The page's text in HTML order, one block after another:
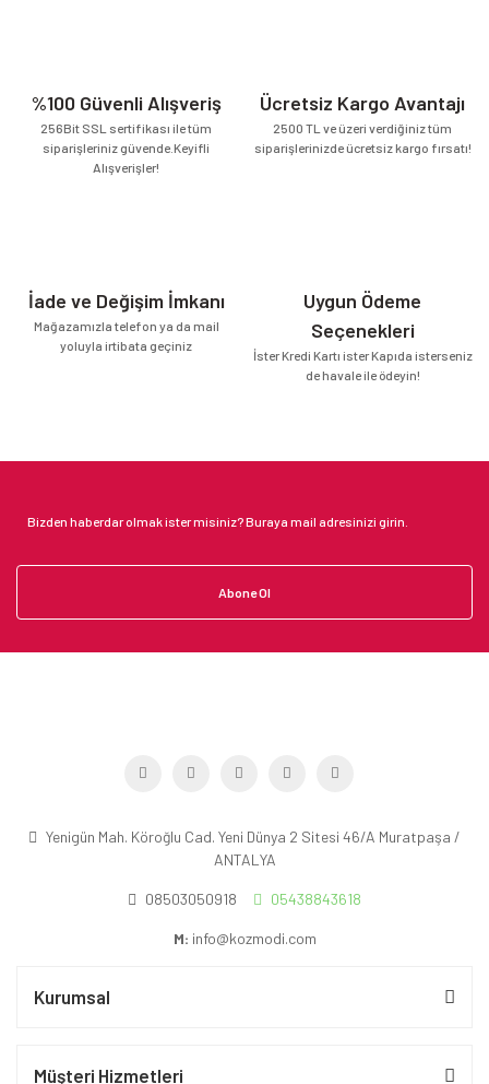
%100 Güvenli Alışveriş
256Bit SSL sertifikası ile tüm
siparişleriniz güvende.Keyifli
Alışverişler!
Ücretsiz Kargo Avantajı
2500 TL ve üzeri verdiğiniz tüm
siparişlerinizde ücretsiz kargo fırsatı!
İade ve Değişim İmkanı
Mağazamızla telefon ya da mail
yoluyla irtibata geçiniz
Uygun Ödeme
Seçenekleri
İster Kredi Kartı ister Kapıda isterseniz
de havale ile ödeyin!
Abone Ol
Yenigün Mah. Köroğlu Cad. Yeni Dünya 2 Sitesi 46/A Muratpaşa /
ANTALYA
08503050918 05438843618
M: info@kozmodi.com
Kurumsal
Müşteri Hizmetleri